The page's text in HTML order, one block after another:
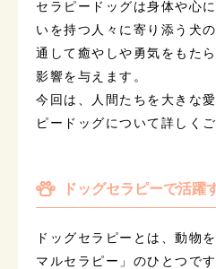
セラピードッグは身体や心
いを持つ人々に寄り添う犬
通して癒やしや勇気をもた
影響を与えます。
今回は、人間たちを大きな
ピードッグについて詳しくご
ドッグセラピーで活躍
ドッグセラピーとは、動物
マルセラピー」のひとつで